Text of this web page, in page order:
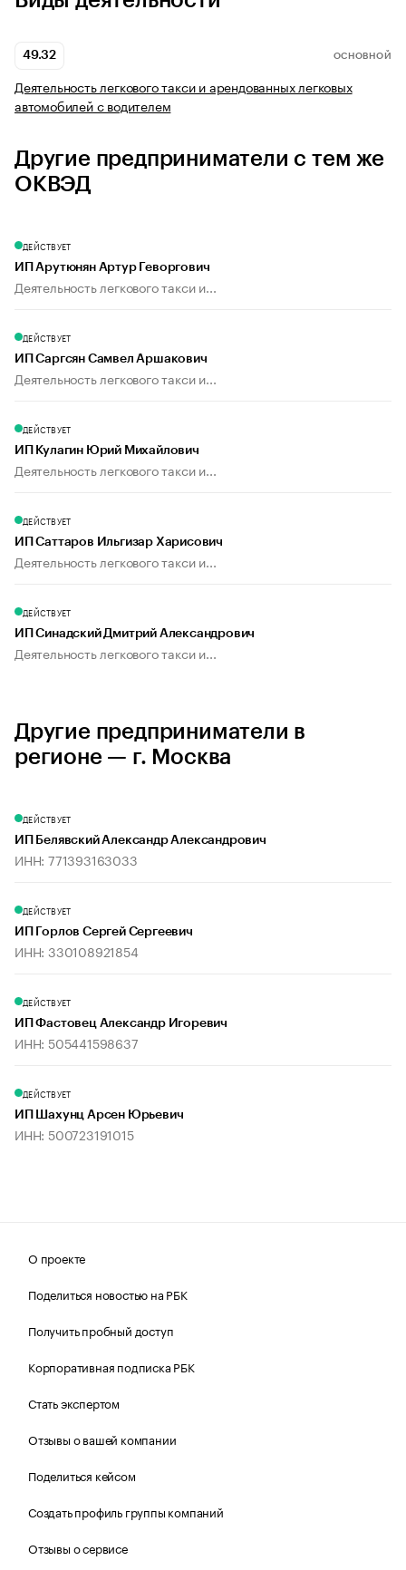
49.32 ОСНОВНОЙ
Деятельность легкового такси и арендованных легковых
автомобилей с водителем
Другие предприниматели с тем же
ОКВЭД
ДЕЙСТВУЕТ
ИП Арутюнян Артур Геворгович
Деятельность легкового такси и...
ДЕЙСТВУЕТ
ИП Саргсян Самвел Аршакович
Деятельность легкового такси и...
ДЕЙСТВУЕТ
ИП Кулагин Юрий Михайлович
Деятельность легкового такси и...
ДЕЙСТВУЕТ
ИП Саттаров Ильгизар Харисович
Деятельность легкового такси и...
ДЕЙСТВУЕТ
ИП Синадский Дмитрий Александрович
Деятельность легкового такси и...
Другие предприниматели в
регионе — г. Москва
ДЕЙСТВУЕТ
ИП Белявский Александр Александрович
ИНН: 771393163033
ДЕЙСТВУЕТ
ИП Горлов Сергей Сергеевич
ИНН: 330108921854
ДЕЙСТВУЕТ
ИП Фастовец Александр Игоревич
ИНН: 505441598637
ДЕЙСТВУЕТ
ИП Шахунц Арсен Юрьевич
ИНН: 500723191015
О проекте
Поделиться новостью на РБК
Получить пробный доступ
Корпоративная подписка РБК
Стать экспертом
Отзывы о вашей компании
Поделиться кейсом
Создать профиль группы компаний
Отзывы о сервисе